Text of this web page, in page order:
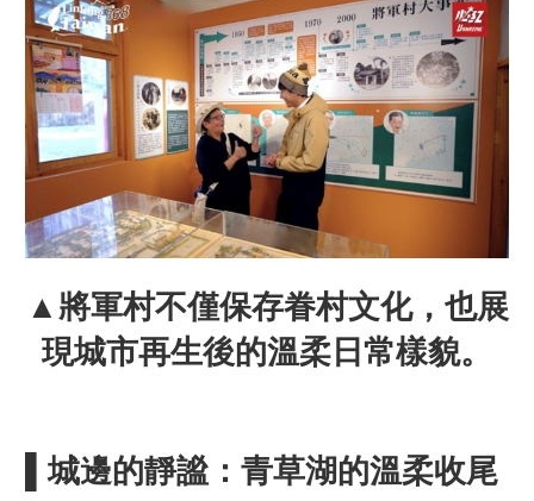
▲將軍村不僅保存眷村文化，也展
現城市再生後的溫柔日常樣貌。
▌城邊的靜謐：青草湖的溫柔收尾